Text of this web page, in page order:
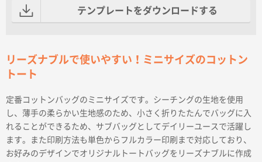
テンプレートをダウンロードする
リーズナブルで使いやすい！ミニサイズのコットン
トート
定番コットンバッグのミニサイズです。シーチングの生地を使用
し、薄手の柔らかい生地感のため、小さく折りたたんでバッグに入
れることができるため、サブバッグとしてデイリーユースで活躍し
ます。また印刷方法も単色からフルカラー印刷まで対応しており、
お好みのデザインでオリジナルトートバッグをリーズナブルに作成